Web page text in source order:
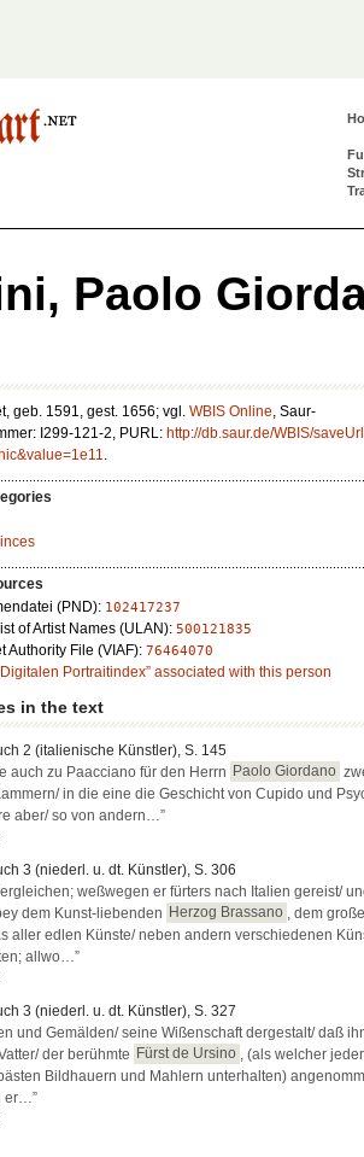
Paolo
geb. 1591, gest. 1656; vgl. WBIS Online, Saur-
I299-121-2, PURL: http://db.saur.de/WBIS/
.
(PND): 102417237
of Artist Names (ULAN): 500121835
Authority File (VIAF): 76464070
Portraitindex” associated with this person
in the text
2 (italienische Künstler), S. 145
auch zu Paacciano für den Herrn Paolo Giordano
in die eine die Geschicht von Cupido und
aber/ so von andern…”
3 (niederl. u. dt. Künstler), S. 306
weßwegen er fürters nach Italien gereist/
dem Kunst-liebenden Herzog Brassano
, dem
aller edlen Künste/ neben andern verschiedenen
allwo…”
3 (niederl. u. dt. Künstler), S. 327
und Gemälden/ seine Wißenschaft dergestalt/ daß
der berühmte Fürst de Ursino
, (als welcher
Bildhauern und Mahlern unterhalten)
er…”